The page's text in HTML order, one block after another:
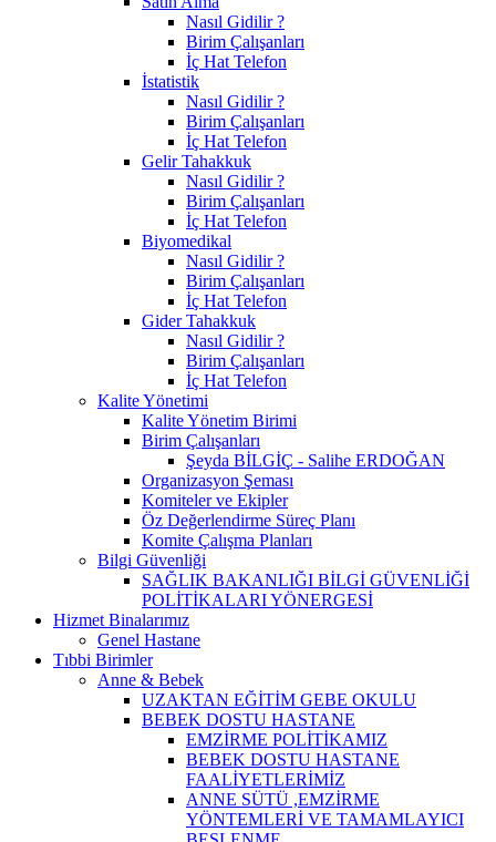
Nasıl Gidilir ?
Birim Çalışanları
İç Hat Telefon
İstatistik
Nasıl Gidilir ?
Birim Çalışanları
İç Hat Telefon
Gelir Tahakkuk
Nasıl Gidilir ?
Birim Çalışanları
İç Hat Telefon
Biyomedikal
Nasıl Gidilir ?
Birim Çalışanları
İç Hat Telefon
Gider Tahakkuk
Nasıl Gidilir ?
Birim Çalışanları
İç Hat Telefon
Kalite Yönetimi
Kalite Yönetim Birimi
Birim Çalışanları
Şeyda BİLGİÇ - Salihe ERDOĞAN
Organizasyon Şeması
Komiteler ve Ekipler
Öz Değerlendirme Süreç Planı
Komite Çalışma Planları
Bilgi Güvenliği
SAĞLIK BAKANLIĞI BİLGİ GÜVENLİĞİ
POLİTİKALARI YÖNERGESİ
Hizmet Binalarımız
Genel Hastane
Tıbbi Birimler
Anne & Bebek
UZAKTAN EĞİTİM GEBE OKULU
BEBEK DOSTU HASTANE
EMZİRME POLİTİKAMIZ
BEBEK DOSTU HASTANE
FAALİYETLERİMİZ
ANNE SÜTÜ ,EMZİRME
YÖNTEMLERİ VE TAMAMLAYICI